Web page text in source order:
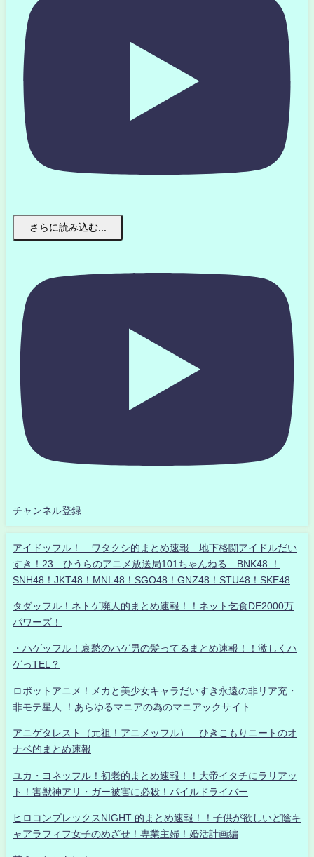
さらに読み込む...
チャンネル登録
アイドッフル！ ワタクシ的まとめ速報 地下格闘アイドルだい
すき！23 ひうらのアニメ放送局101ちゃんねる BNK48 ！
SNH48！JKT48！MNL48！SGO48！GNZ48！STU48！SKE48
タダッフル！ネトゲ廃人的まとめ速報！！ネット乞食DE2000万
パワーズ！
・ハゲッフル！哀愁のハゲ男の髪ってるまとめ速報！！激しくハ
ゲっTEL？
ロボットアニメ！メカと美少女キャラだいすき永遠の非リア充・
非モテ星人 ！あらゆるマニアの為のマニアックサイト
アニゲタレスト（元祖！アニメッフル） ひきこもりニートのオ
ナベ的まとめ速報
ユカ・ヨネッフル！初老的まとめ速報！！大帝イタチにラリアッ
ト！害獣神アリ・ガー被害に必殺！パイルドライバー
ヒロコンプレックスNIGHT 的まとめ速報！！子供が欲しいど陰キ
ャアラフィフ女子のめざせ！専業主婦！婚活計画編